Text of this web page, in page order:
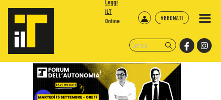
ABBONATI
Leggi
ILT
Online